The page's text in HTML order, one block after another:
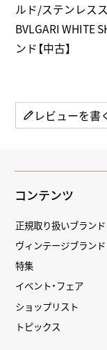
ルド/ステンレス
BVLGARI WHITE
ンド【中古】
レビューを書
コンテンツ
正規取り扱いブランド
ヴィンテージブランド
特集
イベント・フェア
ショップリスト
トピックス